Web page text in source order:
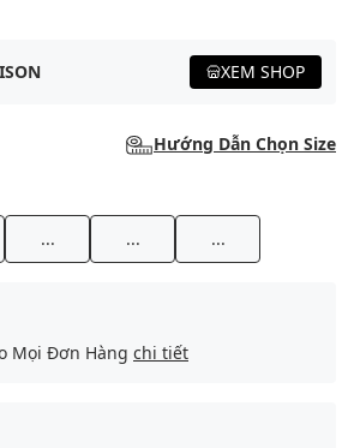
XEM SHOP
Hướng Dẫn Chọn Size
... ... ...
Mọi Đơn Hàng chi tiết